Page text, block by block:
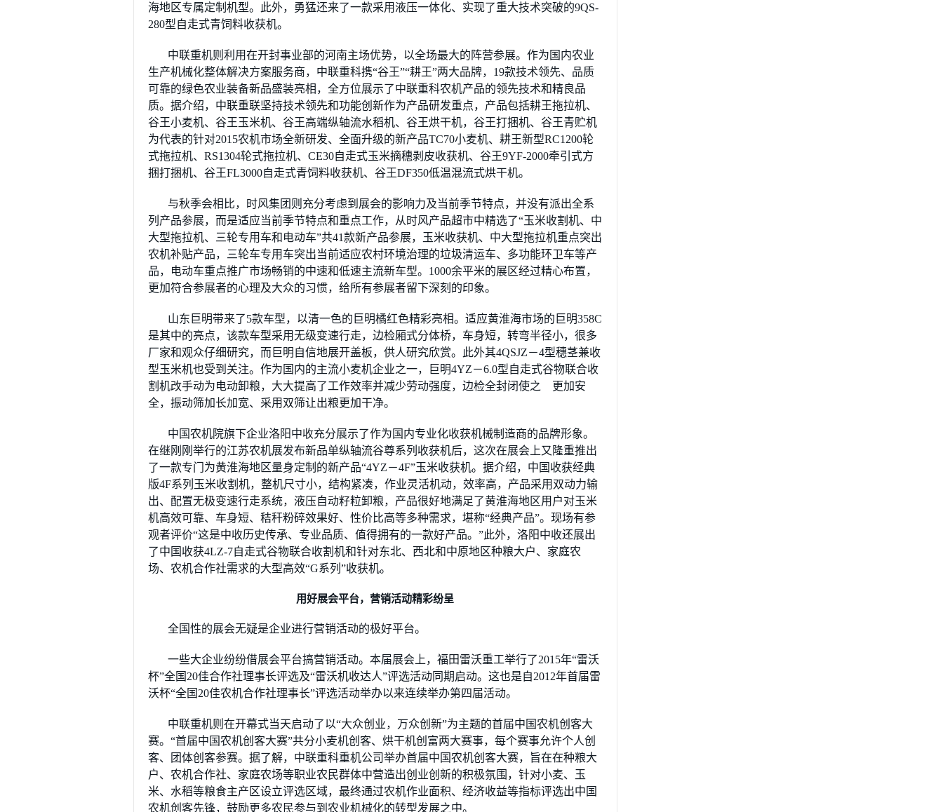
海地区专属定制机型。此外，勇猛还来了一款采用液压一体化、实现了重大技术突破的9QS-
280型自走式青饲料收获机。
中联重机则利用在开封事业部的河南主场优势，以全场最大的阵营参展。作为国内农业
生产机械化整体解决方案服务商，中联重科携“谷王”“耕王”两大品牌，19款技术领先、品质
可靠的绿色农业装备新品盛装亮相，全方位展示了中联重科农机产品的领先技术和精良品
质。据介绍，中联重联坚持技术领先和功能创新作为产品研发重点，产品包括耕王拖拉机、
谷王小麦机、谷王玉米机、谷王高端纵轴流水稻机、谷王烘干机，谷王打捆机、谷王青贮机
为代表的针对2015农机市场全新研发、全面升级的新产品TC70小麦机、耕王新型RC1200轮
式拖拉机、RS1304轮式拖拉机、CE30自走式玉米摘穗剥皮收获机、谷王9YF-2000牵引式方
捆打捆机、谷王FL3000自走式青饲料收获机、谷王DF350低温混流式烘干机。
与秋季会相比，时风集团则充分考虑到展会的影响力及当前季节特点，并没有派出全系
列产品参展，而是适应当前季节特点和重点工作，从时风产品超市中精选了“玉米收割机、中
大型拖拉机、三轮专用车和电动车”共41款新产品参展，玉米收获机、中大型拖拉机重点突出
农机补贴产品，三轮车专用车突出当前适应农村环境治理的垃圾清运车、多功能环卫车等产
品，电动车重点推广市场畅销的中速和低速主流新车型。1000余平米的展区经过精心布置，
更加符合参展者的心理及大众的习惯，给所有参展者留下深刻的印象。
山东巨明带来了5款车型，以清一色的巨明橘红色精彩亮相。适应黄淮海市场的巨明358C
是其中的亮点，该款车型采用无级变速行走，边检厢式分体桥，车身短，转弯半径小，很多
厂家和观众仔细研究，而巨明自信地展开盖板，供人研究欣赏。此外其4QSJZ－4型穗茎兼收
型玉米机也受到关注。作为国内的主流小麦机企业之一，巨明4YZ－6.0型自走式谷物联合收
割机改手动为电动卸粮，大大提高了工作效率并减少劳动强度，边检全封闭使之 更加安
全，振动筛加长加宽、采用双筛让出粮更加干净。
中国农机院旗下企业洛阳中收充分展示了作为国内专业化收获机械制造商的品牌形象。
在继刚刚举行的江苏农机展发布新品单纵轴流谷尊系列收获机后，这次在展会上又隆重推出
了一款专门为黄淮海地区量身定制的新产品“4YZ－4F”玉米收获机。据介绍，中国收获经典
版4F系列玉米收割机，整机尺寸小，结构紧凑，作业灵活机动，效率高，产品采用双动力输
出、配置无极变速行走系统，液压自动籽粒卸粮，产品很好地满足了黄淮海地区用户对玉米
机高效可靠、车身短、秸秆粉碎效果好、性价比高等多种需求，堪称“经典产品”。现场有参
观者评价“这是中收历史传承、专业品质、值得拥有的一款好产品。”此外，洛阳中收还展出
了中国收获4LZ-7自走式谷物联合收割机和针对东北、西北和中原地区种粮大户、家庭农
场、农机合作社需求的大型高效“G系列”收获机。
用好展会平台，营销活动精彩纷呈
全国性的展会无疑是企业进行营销活动的极好平台。
一些大企业纷纷借展会平台搞营销活动。本届展会上，福田雷沃重工举行了2015年“雷沃
杯”全国20佳合作社理事长评选及“雷沃机收达人”评选活动同期启动。这也是自2012年首届雷
沃杯“全国20佳农机合作社理事长”评选活动举办以来连续举办第四届活动。
中联重机则在开幕式当天启动了以“大众创业，万众创新”为主题的首届中国农机创客大
赛。“首届中国农机创客大赛”共分小麦机创客、烘干机创富两大赛事，每个赛事允许个人创
客、团体创客参赛。据了解，中联重科重机公司举办首届中国农机创客大赛，旨在在种粮大
户、农机合作社、家庭农场等职业农民群体中营造出创业创新的积极氛围，针对小麦、玉
米、水稻等粮食主产区设立评选区域，最终通过农机作业面积、经济收益等指标评选出中国
农机创客先锋，鼓励更多农民参与到农业机械化的转型发展之中。